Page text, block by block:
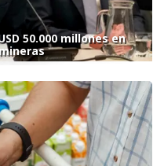
50.000 millones en